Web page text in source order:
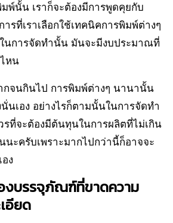
พ์นั้น เราก็จะต้องมีการพูดคุยกับ
ารที่เราเลือกใช้เทคนิคการพิมพ์ต่างๆ
นการจัดทำนั้น มันจะมีงบประมาณที่
หน
กจนกินไป การพิมพ์ต่างๆ นานานั้น
นเอง อย่างไรก็ตามนั้นในการจัดทำ
ที่จะต้องมีต้นทุนในการผลิตที่ไม่เกิน
นะครับเพราะมากไปกว่านี้ก็อาจจะ
ง
งบรรจุภัณฑ์ที่ขาดความ
อียด